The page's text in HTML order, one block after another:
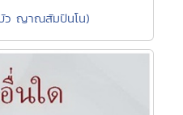
ว ญาณสัมปันโน)